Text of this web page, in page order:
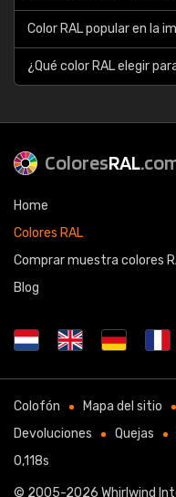
Color RAL popular en la
¿Qué color RAL elegir
ColoresRAL
Home
Colores RAL
Comprar muestra colores
Blog
Colofón Mapa del sitio
Devoluciones
Quejas
0,118s
© 2005-2026 Whirlwind